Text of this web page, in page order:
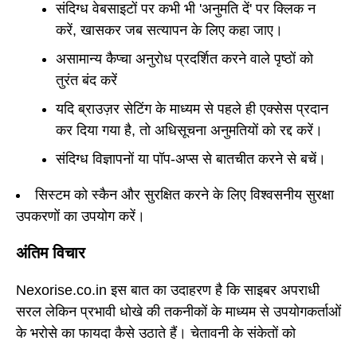
संदिग्ध वेबसाइटों पर कभी भी 'अनुमति दें' पर क्लिक न
करें, खासकर जब सत्यापन के लिए कहा जाए।
असामान्य कैप्चा अनुरोध प्रदर्शित करने वाले पृष्ठों को
तुरंत बंद करें
यदि ब्राउज़र सेटिंग के माध्यम से पहले ही एक्सेस प्रदान
कर दिया गया है, तो अधिसूचना अनुमतियों को रद्द करें।
संदिग्ध विज्ञापनों या पॉप-अप्स से बातचीत करने से बचें।
सिस्टम को स्कैन और सुरक्षित करने के लिए विश्वसनीय सुरक्षा
उपकरणों का उपयोग करें।
अंतिम विचार
Nexorise.co.in इस बात का उदाहरण है कि साइबर अपराधी
सरल लेकिन प्रभावी धोखे की तकनीकों के माध्यम से उपयोगकर्ताओं
के भरोसे का फायदा कैसे उठाते हैं। चेतावनी के संकेतों को